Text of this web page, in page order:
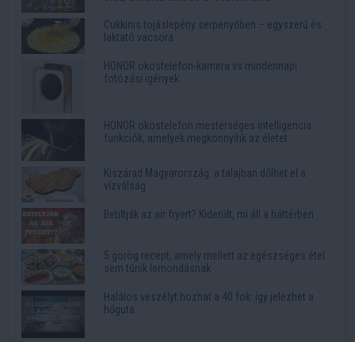
Cukkinis tojáslepény serpenyőben – egyszerű és
laktató vacsora
HONOR okostelefon-kamera vs mindennapi
fotózási igények
HONOR okostelefon mesterséges intelligencia
funkciók, amelyek megkönnyítik az életet
Kiszárad Magyarország: a talajban dőlhet el a
vízválság
Betiltják az air fryert? Kiderült, mi áll a háttérben
5 görög recept, amely mellett az egészséges étel
sem tűnik lemondásnak
Halálos veszélyt hozhat a 40 fok: így jelezhet a
hőguta